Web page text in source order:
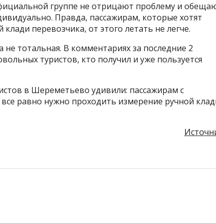
группе не отрицают проблему и
Правда, пассажирам, которые хотят
перевозчика, от этого летать не легче.
тотальная. В комментариях за последние 2
туристов, кто получил и уже пользуется
в Шереметьево удивили: пассажирам с
равно нужно проходить измерение ручной